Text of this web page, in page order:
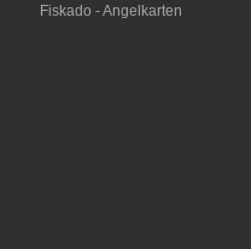
Fiskado - Angelkarten